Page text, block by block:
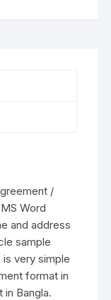
/
Word
and address
sample
very simple
format in
Bangla.